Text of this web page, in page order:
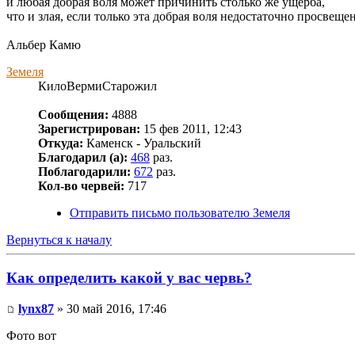
что и злая, если только эта добрая воля недостаточно
Альбер Камю
Земеля
КилоВермиСтарожил
Сообщения: 4888
Зарегистрирован: 15 фев 2011, 12:43
Откуда: Каменск - Уральский
Благодарил (а): 468 раз.
Поблагодарили: 672 раз.
Кол-во червей: 717
Отправить письмо пользователю Земеля
Вернуться к началу
Как определить какой у вас червь?
lynx87 » 30 май 2016, 17:46
Фото вот